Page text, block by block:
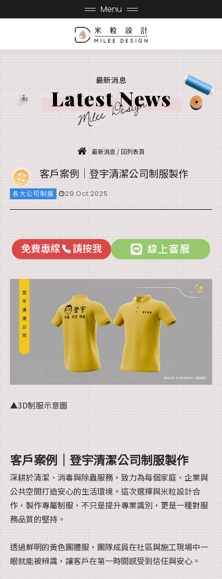
Menu
最新消息
Latest News
Milee Design
最新消息 /回列表頁
客戶案例｜登宇清潔公司制服製作
各大公司制服 29.Oct.2025
▲3D制服示意圖
客戶案例｜登宇清潔公司制服製作
深耕於清潔、消毒與除蟲服務，致力為每個家庭、企業與
公共空間打造安心的生活環境。這次選擇與米粒設計合
作，製作專屬制服，不只是提升專業識別，更是一種對服
務品質的堅持。
透過鮮明的黃色團體服，團隊成員在社區與施工現場中一
眼就能被辨識，讓客戶在第一時間感受到信任與安心。